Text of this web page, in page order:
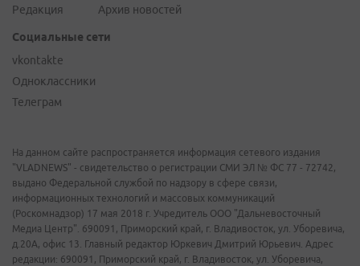
Редакция
Архив новостей
Социальные сети
vkontakte
Одноклассники
Телеграм
На данном сайте распространяется информация сетевого издания
"VLADNEWS" - свидетельство о регистрации СМИ ЭЛ № ФС 77 - 72742,
выдано Федеральной службой по надзору в сфере связи,
информационных технологий и массовых коммуникаций
(Роскомнадзор) 17 мая 2018 г. Учредитель ООО "Дальневосточный
Медиа Центр". 690091, Приморский край, г. Владивосток, ул. Уборевича,
д.20А, офис 13. Главный редактор Юркевич Дмитрий Юрьевич. Адрес
редакции: 690091, Приморский край, г. Владивосток, ул. Уборевича,